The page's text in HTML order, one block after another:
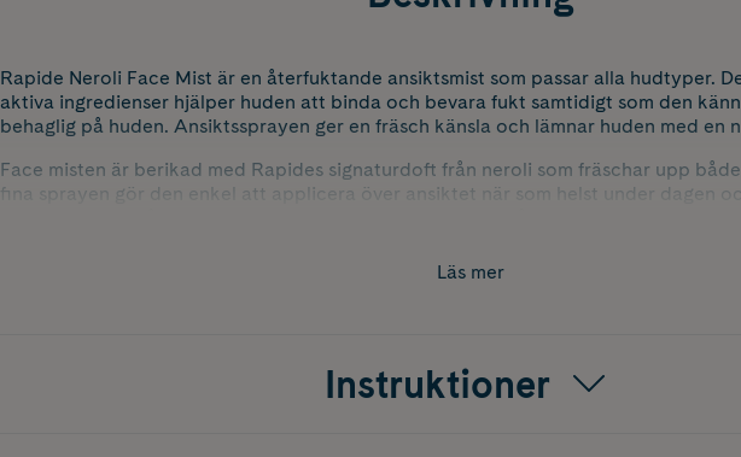
Rapide Neroli Face Mist är en återfuktande ansiktsmist som passar alla hudtyper.
aktiva ingredienser hjälper huden att binda och bevara fukt samtidigt som den
behaglig på huden. Ansiktssprayen ger en fräsch känsla och lämnar huden med en
Face misten är berikad med Rapides signaturdoft från neroli som fräschar upp
fina sprayen gör den enkel att applicera över ansiktet när som helst under dagen
Rapide Neroli Face Mist kan användas som toner efter rengöring eller som en
under dagen när huden behöver extra fräschör och fukt.
Läs mer
Instruktioner